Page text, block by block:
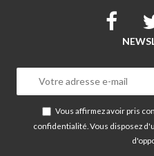
Vous affirmez avoir pris
confidentialité . Vous disposez